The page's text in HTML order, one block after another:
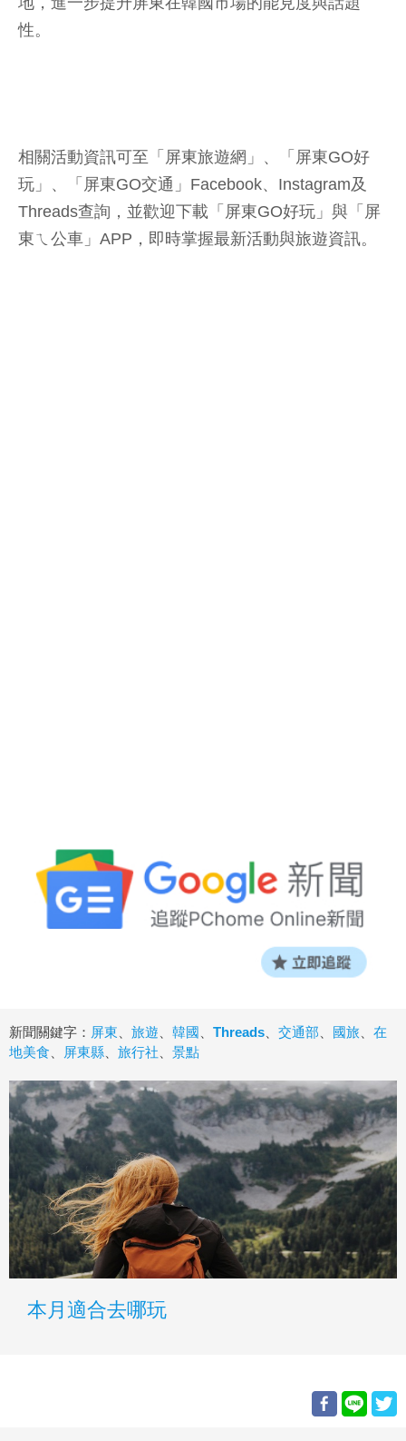
性。
相關活動資訊可至「屏東旅遊網」、「屏東GO好
玩」、「屏東GO交通」Facebook、Instagram及
Threads查詢，並歡迎下載「屏東GO好玩」與「屏
東ㄟ公車」APP，即時掌握最新活動與旅遊資訊。
新聞關鍵字： 屏東、 旅遊、 韓國 、 Threads、 交通部、 國旅、 在
地美食、 屏東縣、 旅行社、 景點
本月適合去哪玩